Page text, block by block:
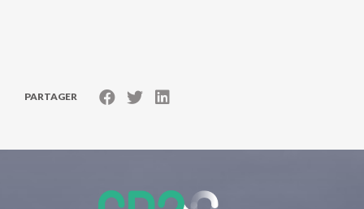
PARTAGER